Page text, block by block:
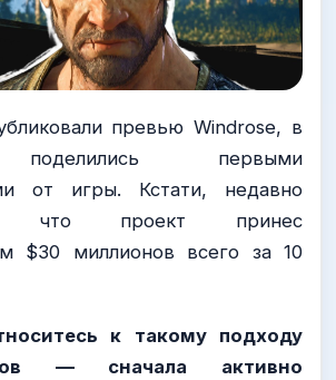
превью Windrose, в
первыми
от игры. Кстати, недавно
что проект принес
$30 миллионов всего за 10
к такому подходу
— сначала активно